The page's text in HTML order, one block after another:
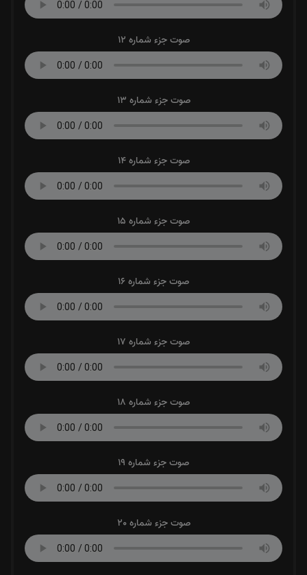
صوت جزء شماره 12
صوت جزء شماره 13
صوت جزء شماره 14
صوت جزء شماره 15
صوت جزء شماره 16
صوت جزء شماره 17
صوت جزء شماره 18
صوت جزء شماره 19
صوت جزء شماره 20